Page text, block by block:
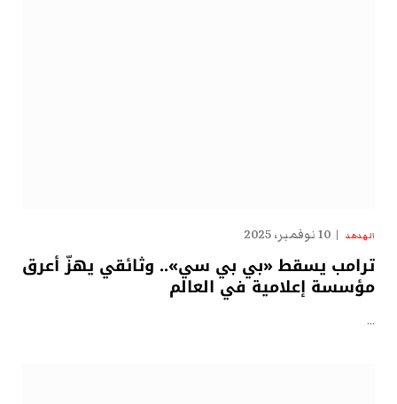
الهدهد 10 نوفمبر، 2025
ترامب يسقط «بي بي سي».. وثائقي يهزّ أعرق
مؤسسة إعلامية في العالم
…